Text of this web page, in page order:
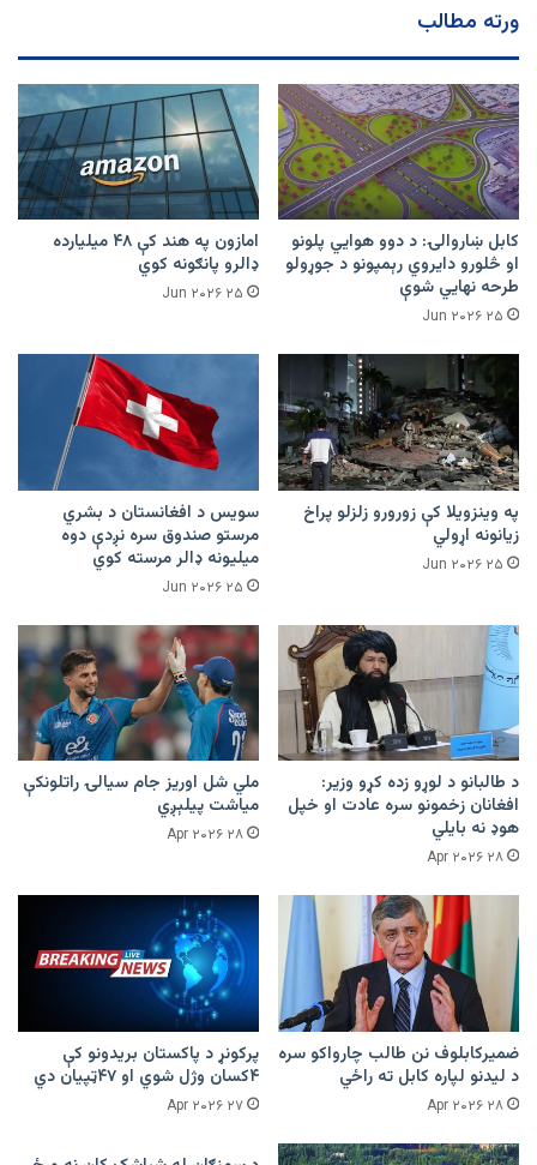
ورته مطالب
کابل ښاروالۍ: د دوو هوايي پلونو
او څلورو دایروي رېمپونو د جوړولو
طرحه نهایي شوې
۲۵ Jun ۲۰۲۶
امازون په هند کې ۴۸ میلیارده
ډالرو پانګونه کوي
۲۵ Jun ۲۰۲۶
په وینزویلا کې زورورو زلزلو پراخ
زیانونه اړولي
۲۵ Jun ۲۰۲۶
سویس د افغانستان د بشري
مرستو صندوق سره نږدې دوه
میلیونه ډالر مرسته کوي
۲۵ Jun ۲۰۲۶
د طالبانو د لوړو زده کړو وزیر:
افغانان زخمونو سره عادت او خپل
هوډ نه بایلي
۲۸ Apr ۲۰۲۶
ملي شل اوریز جام سیالۍ راتلونکې
میاشت پیلېږي
۲۸ Apr ۲۰۲۶
ضمیرکابلوف نن طالب چارواکو سره
د لیدنو لپاره کابل ته راځي
۲۸ Apr ۲۰۲۶
پرکونړ د پاکستان بریدونو کې
۴کسان وژل شوي او ۴۷ټپیان دي
۲۷ Apr ۲۰۲۶